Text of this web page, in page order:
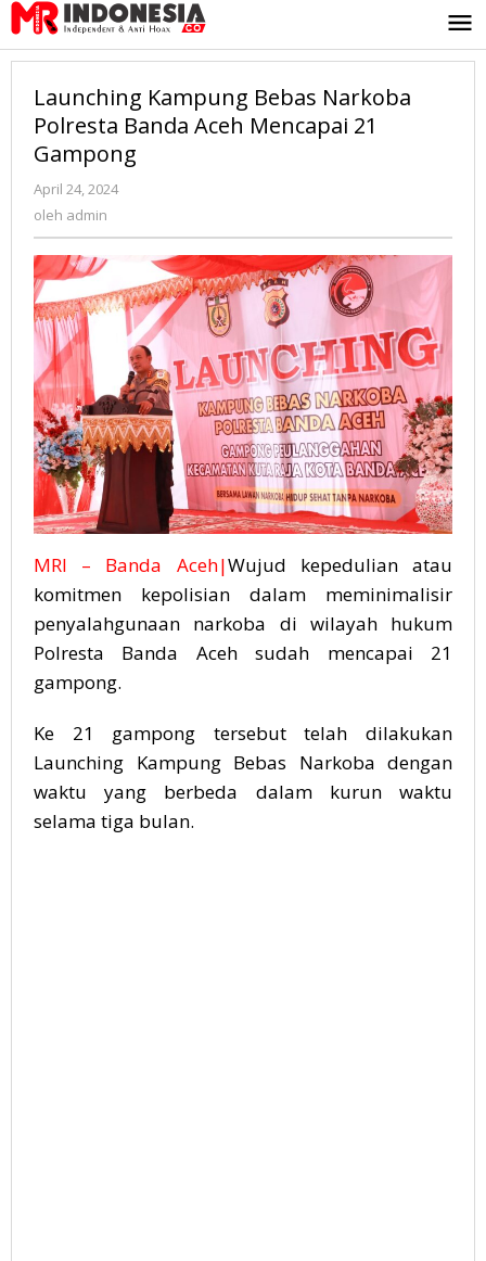
Lewati
ke
konten
Launching Kampung Bebas Narkoba
Polresta Banda Aceh Mencapai 21
Gampong
April 24, 2024
oleh admin
MRI – Banda Aceh|Wujud kepedulian atau
komitmen kepolisian dalam meminimalisir
penyalahgunaan narkoba di wilayah hukum
Polresta Banda Aceh sudah mencapai 21
gampong.
Ke 21 gampong tersebut telah dilakukan
Launching Kampung Bebas Narkoba dengan
waktu yang berbeda dalam kurun waktu
selama tiga bulan.